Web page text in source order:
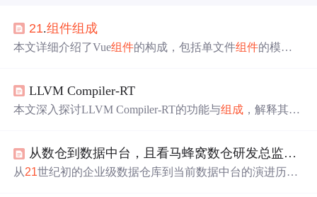
21.组件组成
本文详细介绍了Vue组件的构成，包括单文件组件的模
LLVM Compiler-RT
本文深入探讨LLVM Compiler-RT的功能与组成 ，解释其如
n等Sanitizer运行时库。
从数仓到数据中台，且看马蜂窝数仓研发总监谈技术选型最优解
从21世纪初的企业级数据仓库到当前数据中台的演进历